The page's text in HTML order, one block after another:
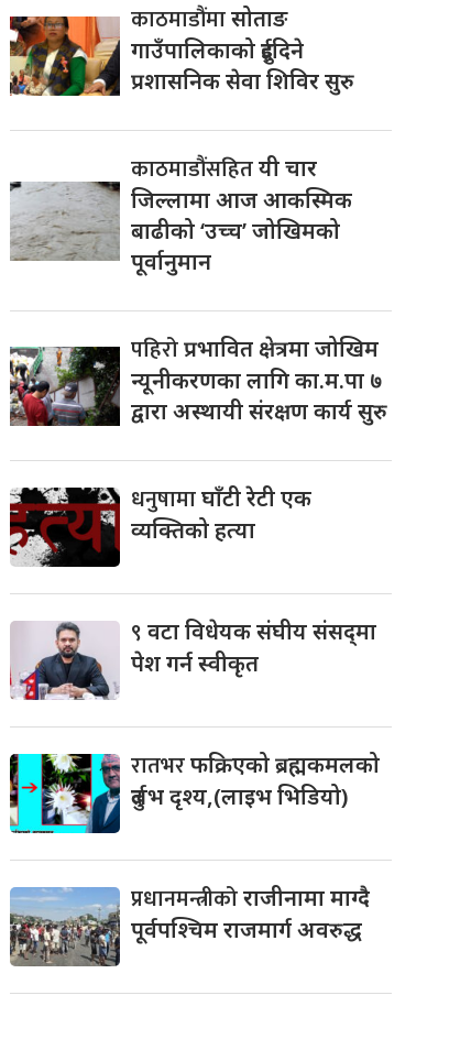
काठमाडौंमासोताङ
गाउँपालिकाको दुईदिने
प्रशासनिक सेवा शिविर सुरु
काठमाडौंसहितयी चार
जिल्लामा आज आकस्मिक
बाढीको ‘उच्च’ जोखिमको
पूर्वानुमान
पहिरोप्रभावित क्षेत्रमा जोखिम
न्यूनीकरणका लागि का.म.पा ७
द्वारा अस्थायी संरक्षण कार्य सुरु
धनुषामाघाँटी रेटी एक
व्यक्तिको हत्या
९वटा विधेयक संघीय संसद्‌मा
पेश गर्न स्वीकृत
रातभरफक्रिएको ब्रह्मकमलको
दुर्लभ दृश्य,(लाइभ भिडियो)
प्रधानमन्त्रीकोराजीनामा माग्दै
पूर्वपश्चिम राजमार्ग अवरुद्ध